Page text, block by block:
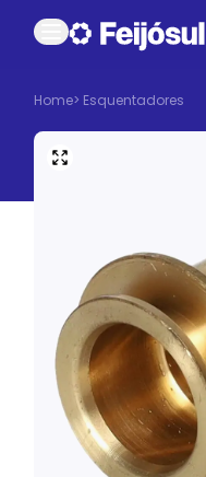
Home> Esquentadores